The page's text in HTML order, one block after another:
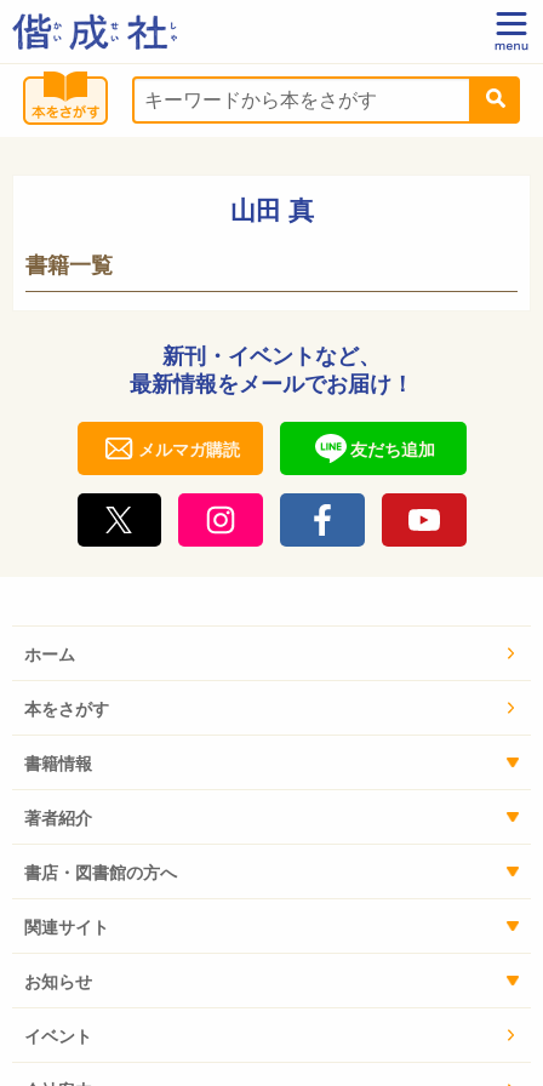
山田 真
書籍一覧
新刊・イベントなど、
最新情報をメールでお届け！
メルマガ購読 友だち追加
ホーム
本をさがす
書籍情報
著者紹介
書店・図書館の方へ
関連サイト
お知らせ
イベント